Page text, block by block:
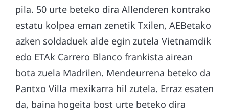
pila. 50 urte beteko dira Allenderen kontrako
estatu kolpea eman zenetik Txilen, AEBetako
azken soldaduek alde egin zutela Vietnamdik
edo ETAk Carrero Blanco frankista airean
bota zuela Madrilen. Mendeurrena beteko da
Pantxo Villa mexikarra hil zutela. Erraz esaten
da, baina hogeita bost urte beteko dira